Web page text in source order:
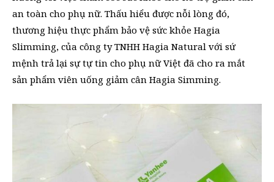
an toàn cho phụ nữ. Thấu hiểu được nỗi lòng đó,
thương hiệu thực phẩm bảo vệ sức khỏe Hagia
Slimming, của công ty TNHH Hagia Natural với sứ
mệnh trả lại sự tự tin cho phụ nữ Việt đã cho ra mắt
sản phẩm viên uống giảm cân Hagia Simming.